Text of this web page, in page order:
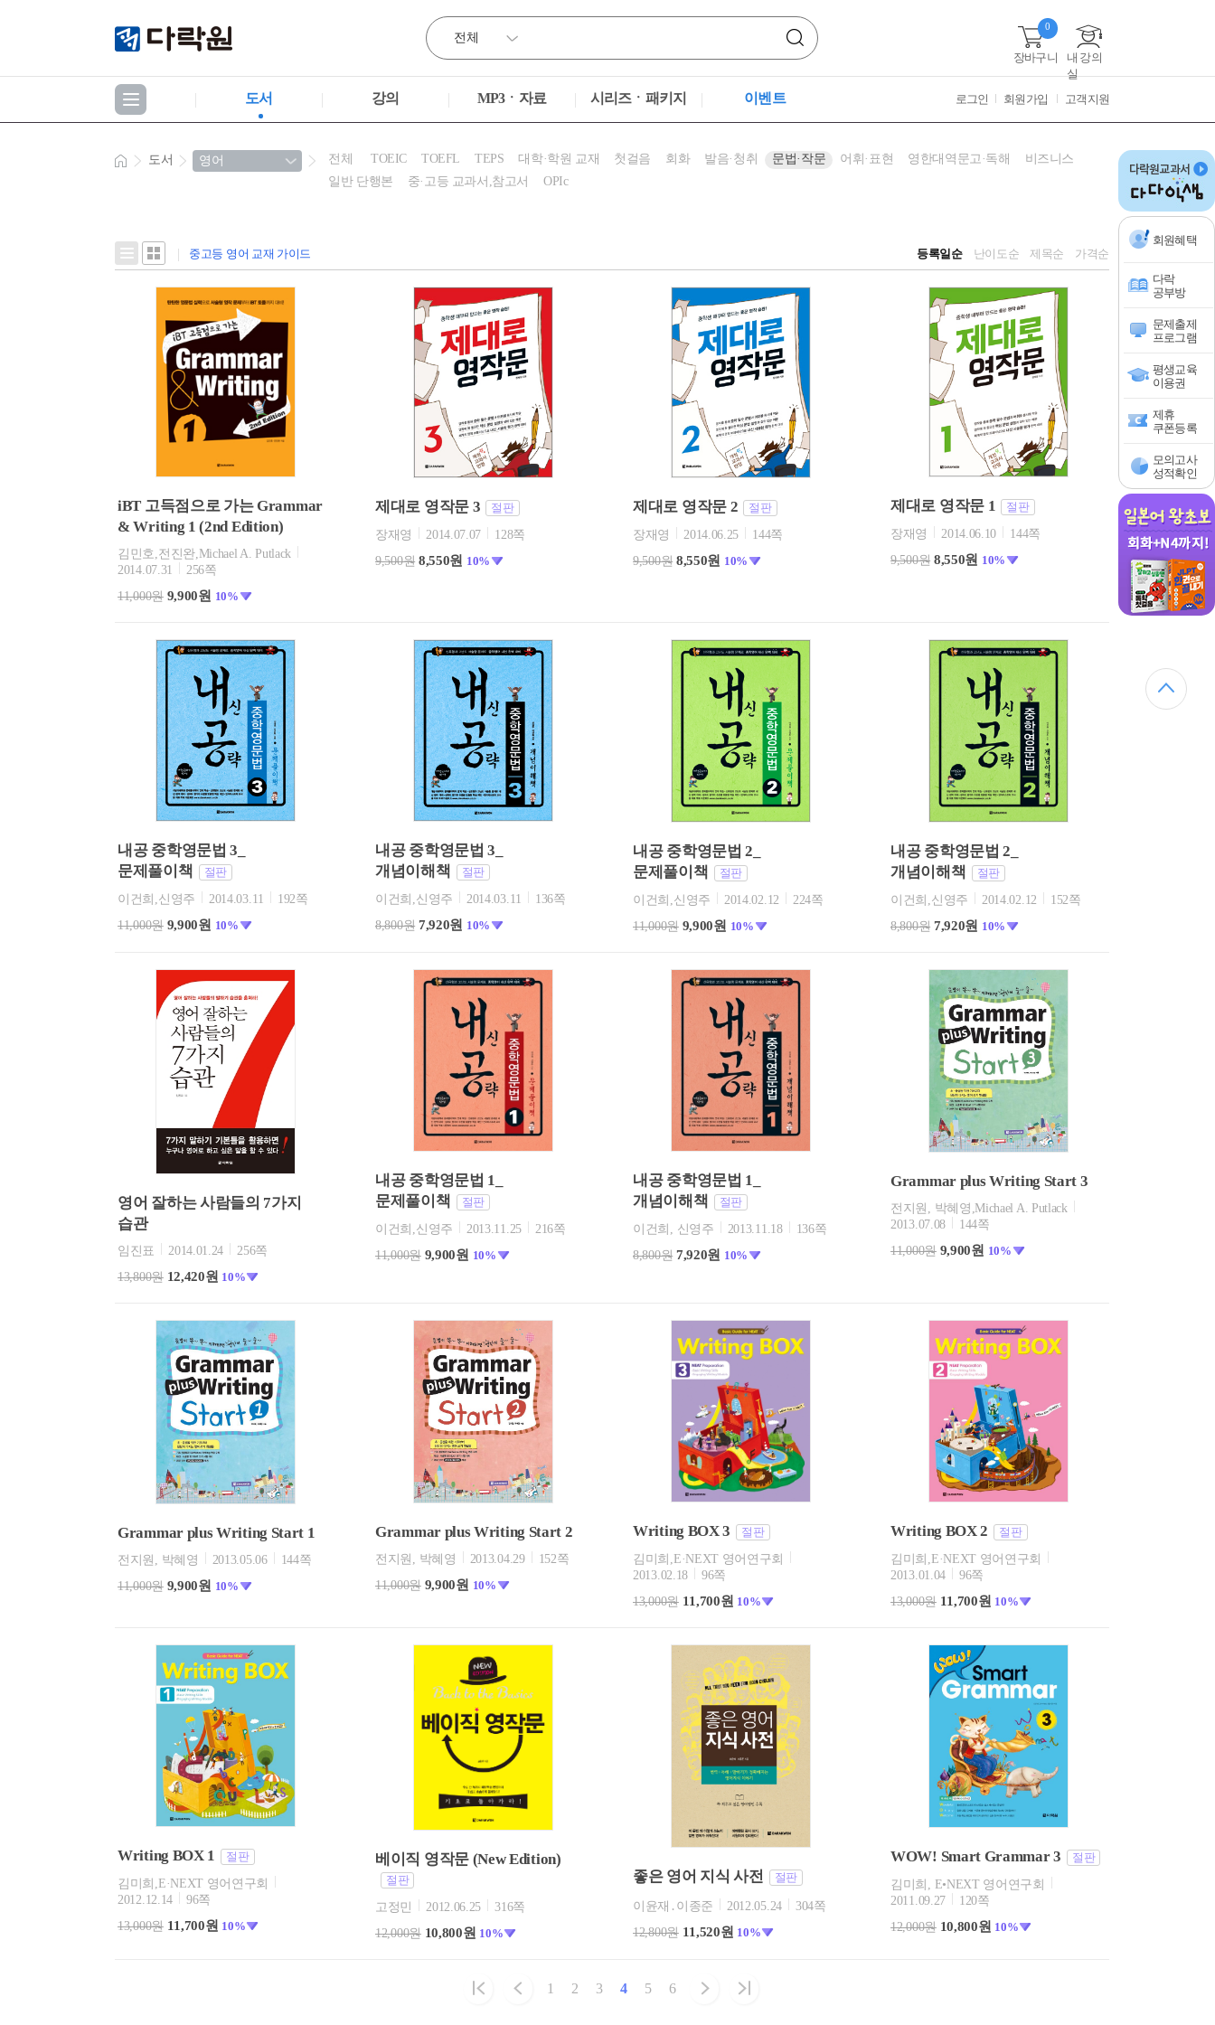
장바구니
0
내 강의
실
도서 강의 MP3ㆍ자료 시리즈ㆍ패키지 이벤트 로그인 회원가입 고객지원
회원혜택
다락
공부방
문제출제
프로그램
평생교육
이용권
제휴
쿠폰등록
모의고사
성적확인
도서 전체 TOEIC TOEFL TEPS 대학·학원 교재 첫걸음 회화 발음·청취 문법·작문 어휘·표현 영한대역문고·독해
비즈니스
일반 단행본
중·고등 교과서,참고서 OPIc
중고등 영어 교재 가이드 등록일순 난이도순 제목순 가격순
iBT 고득점으로 가는 Grammar
& Writing 1 (2nd Edition)
김민호,전진완,Michael A. Putlack
2014.07.31
256쪽
11,000원 9,900원 10%
제대로 영작문 3
절판
장재영
2014.07.07
128쪽
9,500원 8,550원 10%
제대로 영작문 2
절판
장재영
2014.06.25
144쪽
9,500원 8,550원 10%
제대로 영작문 1
절판
장재영
2014.06.10
144쪽
9,500원 8,550원 10%
내공 중학영문법 3_
문제풀이책
절판
이건희,신영주
2014.03.11
192쪽
11,000원 9,900원 10%
내공 중학영문법 3_
개념이해책
절판
이건희,신영주
2014.03.11
136쪽
8,800원 7,920원 10%
내공 중학영문법 2_
문제풀이책
절판
이건희,신영주
2014.02.12
224쪽
11,000원 9,900원 10%
내공 중학영문법 2_
개념이해책
절판
이건희,신영주
2014.02.12
152쪽
8,800원 7,920원 10%
영어 잘하는 사람들의 7가지
습관
임진표 2014.01.24
256쪽
13,800원 12,420원 10%
내공 중학영문법 1_
문제풀이책
절판
이건희,신영주
2013.11.25
216쪽
11,000원 9,900원 10%
내공 중학영문법 1_
개념이해책
절판
이건희, 신영주
2013.11.18
136쪽
8,800원 7,920원 10%
Grammar plus Writing Start 3
전지원, 박혜영,Michael A. Putlack
2013.07.08
144쪽
11,000원 9,900원 10%
Grammar plus Writing Start 1
전지원, 박혜영 2013.05.06
144쪽
11,000원 9,900원 10%
Grammar plus Writing Start 2
전지원, 박혜영 2013.04.29
152쪽
11,000원 9,900원 10%
Writing BOX 3
절판
김미희,E·NEXT 영어연구회
2013.02.18
96쪽
13,000원 11,700원 10%
Writing BOX 2
절판
김미희,E·NEXT 영어연구회
2013.01.04
96쪽
13,000원 11,700원 10%
Writing BOX 1
절판
김미희,E·NEXT 영어연구회
2012.12.14
96쪽
13,000원 11,700원 10%
베이직 영작문 (New Edition)
절판
고정민
2012.06.25
316쪽
12,000원 10,800원 10%
좋은 영어 지식 사전 절판
이윤재․이종준 2012.05.24
304쪽
12,800원 11,520원 10%
WOW! Smart Grammar 3
절판
김미희, E•NEXT 영어연구회
2011.09.27
120쪽
12,000원 10,800원 10%
1 2 3 4 5 6